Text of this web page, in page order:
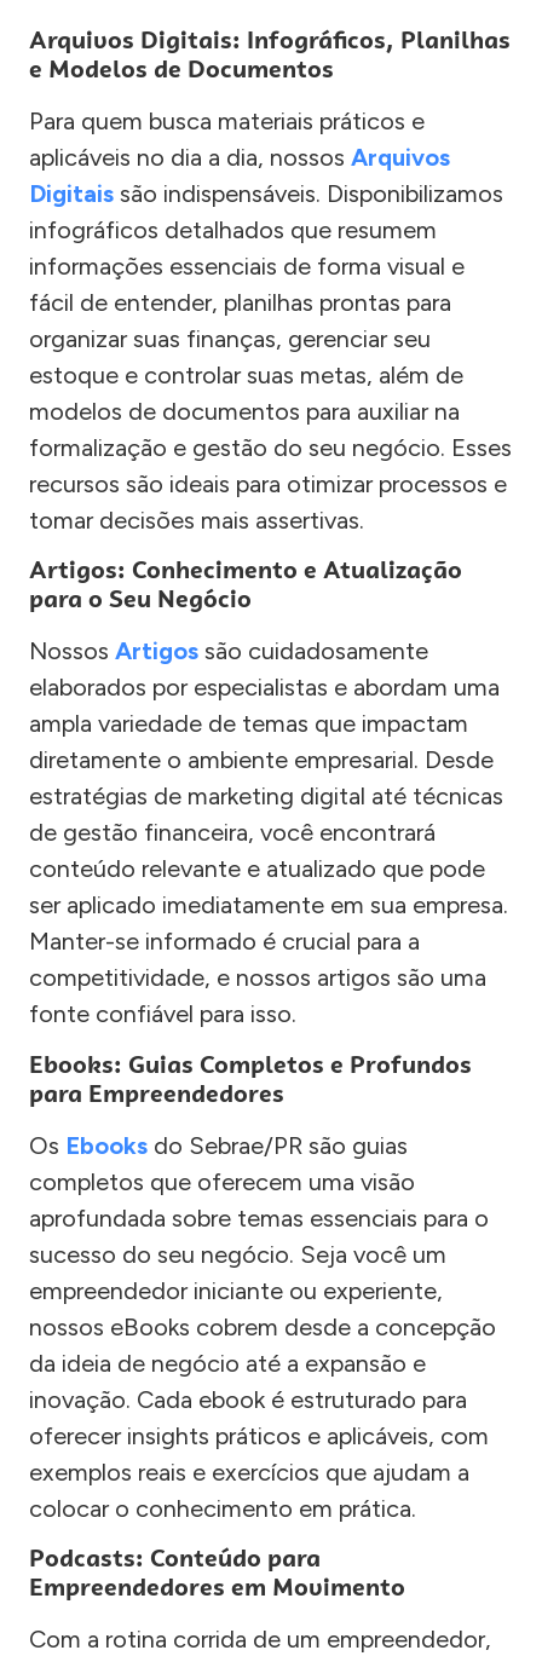
Arquivos Digitais: Infográficos, Planilhas
e Modelos de Documentos
Para quem busca materiais práticos e
aplicáveis no dia a dia, nossos Arquivos
Digitais são indispensáveis. Disponibilizamos
infográficos detalhados que resumem
informações essenciais de forma visual e
fácil de entender, planilhas prontas para
organizar suas finanças, gerenciar seu
estoque e controlar suas metas, além de
modelos de documentos para auxiliar na
formalização e gestão do seu negócio. Esses
recursos são ideais para otimizar processos e
tomar decisões mais assertivas.
Artigos: Conhecimento e Atualização
para o Seu Negócio
Nossos Artigos são cuidadosamente
elaborados por especialistas e abordam uma
ampla variedade de temas que impactam
diretamente o ambiente empresarial. Desde
estratégias de marketing digital até técnicas
de gestão financeira, você encontrará
conteúdo relevante e atualizado que pode
ser aplicado imediatamente em sua empresa.
Manter-se informado é crucial para a
competitividade, e nossos artigos são uma
fonte confiável para isso.
Ebooks: Guias Completos e Profundos
para Empreendedores
Os Ebooks do Sebrae/PR são guias
completos que oferecem uma visão
aprofundada sobre temas essenciais para o
sucesso do seu negócio. Seja você um
empreendedor iniciante ou experiente,
nossos eBooks cobrem desde a concepção
da ideia de negócio até a expansão e
inovação. Cada ebook é estruturado para
oferecer insights práticos e aplicáveis, com
exemplos reais e exercícios que ajudam a
colocar o conhecimento em prática.
Podcasts: Conteúdo para
Empreendedores em Movimento
Com a rotina corrida de um empreendedor,